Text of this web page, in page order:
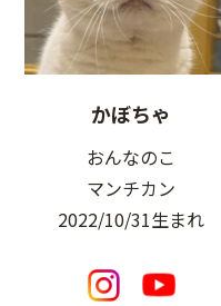
かぼちゃ
おんなのこ
マンチカン
2022/10/31生まれ